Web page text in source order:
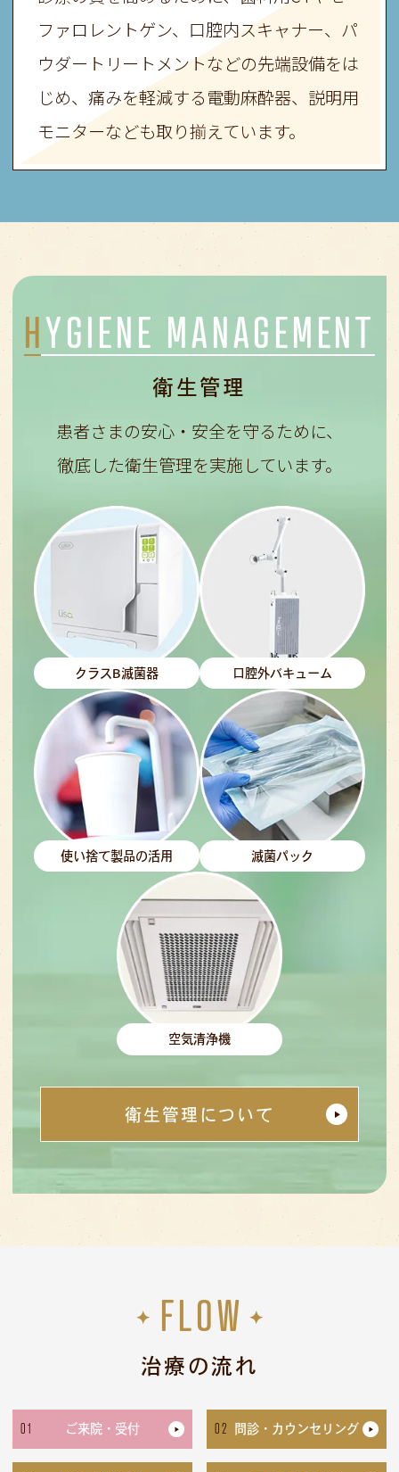
ファロレントゲン、 口腔内スキャナー、パ
ウダートリートメントなどの先端設備をは
じめ、 痛みを軽減する電動麻酔器、説明用
モニターなども取り揃えています。
HYGIENE MANAGEMENT
衛生管理
患者さまの安心・安全を守るために、
徹底した衛生管理を実施しています。
クラスB滅菌器 口腔外バキューム
使い捨て製品の活用 滅菌パック
空気清浄機
衛生管理について
FLOW
治療の流れ
01 ご来院・受付 02 問診・カウンセリング